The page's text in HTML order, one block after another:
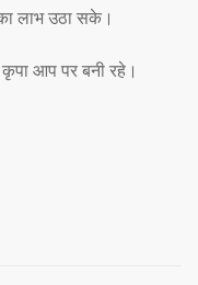
लाभ उठा सके।
आप पर बनी रहे।